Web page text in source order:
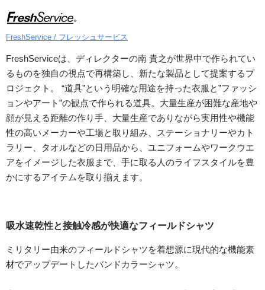
FreshService / フレッシュサービス
FreshServiceは、ディレクターの南 貴之が世界中で作られてい
るものを独自の視点で再構築し、新たな製品として提案するプ
ロジェクト。 “道具”という明確な用途を持った衣服と”ファッシ
ョンやアート”の観点で作られる道具。大量生産が困難な産地や
顔が見える距離の作り手、大量生産でありながら実用性や機能
性の高いメーカーや工場と取り組み、ステーショナリーやカト
ラリー、タオルなどの日用品から、ユニフォームやワークウエ
アをイメージした衣服まで、手に取る人のライフスタイルを豊
かにするアイテムを取り揃えます。
吸水速乾性と接触冷感が快適なフィールドシャツ
ミリタリー由来のフィールドシャツを着想源に現代的な機能素
材でアップデートしたバンドカラーシャツ。